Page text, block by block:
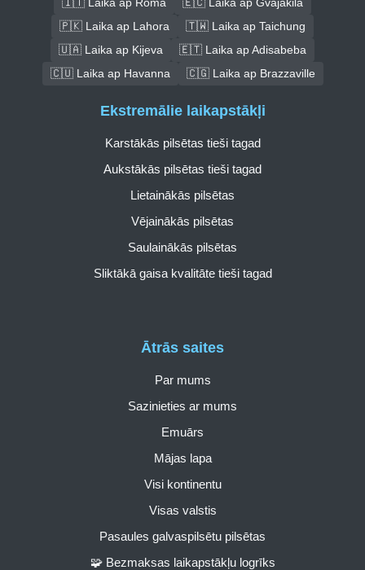
🇮🇹 Laika ap Roma
🇪🇨 Laika ap Gvajakila
🇵🇰 Laika ap Lahora
🇹🇼 Laika ap Taichung
🇺🇦 Laika ap Kijeva
🇪🇹 Laika ap Adisabeba
🇨🇺 Laika ap Havanna
🇨🇬 Laika ap Brazzaville
Ātrās saites
Par mums
Sazinieties ar mums
Emuārs
Mājas lapa
Visi kontinentu
Visas valstis
Pasaules galvaspilsētu pilsētas
🧩 Bezmaksas laikapstākļu logrīks
Ekstremālie laikapstākļi
Karstākās pilsētas tieši tagad
Aukstākās pilsētas tieši tagad
Lietainākās pilsētas
Vējainākās pilsētas
Saulainākās pilsētas
Sliktākā gaisa kvalitāte tieši tagad